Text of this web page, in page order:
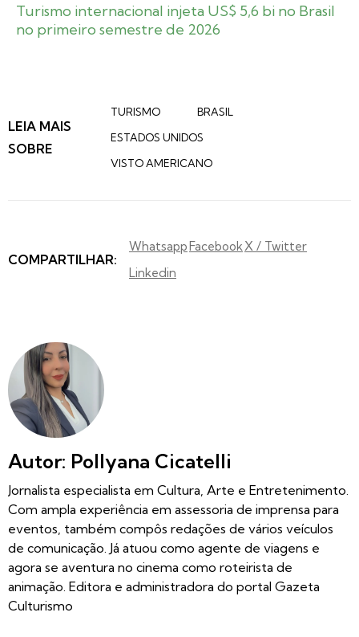
Turismo internacional injeta US$ 5,6 bi no Brasil
no primeiro semestre de 2026
LEIA MAIS
SOBRE
TURISMO
BRASIL
ESTADOS UNIDOS
VISTO AMERICANO
COMPARTILHAR:
WhatsappFacebook X / Twitter
Linkedin
Autor: Pollyana Cicatelli
Jornalista especialista em Cultura, Arte e Entretenimento.
Com ampla experiência em assessoria de imprensa para
eventos, também compôs redações de vários veículos
de comunicação. Já atuou como agente de viagens e
agora se aventura no cinema como roteirista de
animação. Editora e administradora do portal Gazeta
Culturismo